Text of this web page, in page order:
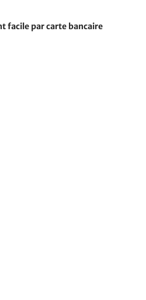
facile par carte bancaire